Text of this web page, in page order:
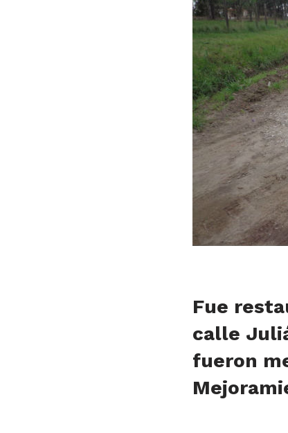
Fue
calle
fueron